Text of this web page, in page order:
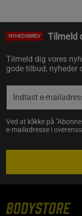
NYHEDSBREV Tilmeld
Tilmeld dig vores
gode tilbud, nyheder
Ved at klikke på
e-mailadresse i